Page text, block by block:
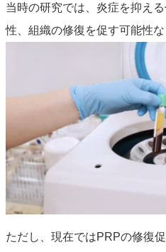
当時の研究では、炎症を抑え
性、組織の修復を促す可能性な
ただし、現在ではPRPの修復